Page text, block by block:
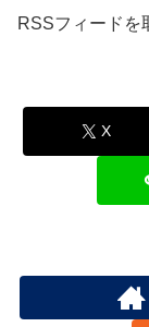
RSSフィードを
X